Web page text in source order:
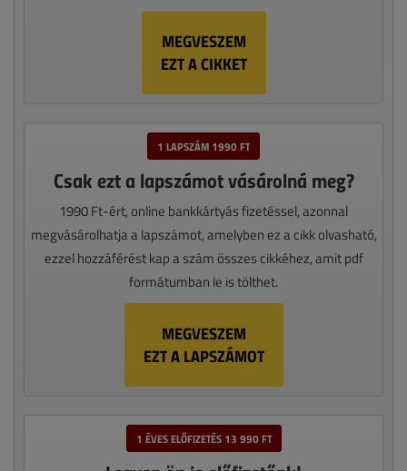
MEGVESZEM
EZT A CIKKET
1 LAPSZÁM 1990 FT
Csak ezt a lapszámot vásárolná meg?
1990 Ft-ért, online bankkártyás fizetéssel, azonnal
megvásárolhatja a lapszámot, amelyben ez a cikk olvasható,
ezzel hozzáférést kap a szám összes cikkéhez, amit pdf
formátumban le is tölthet.
MEGVESZEM
EZT A LAPSZÁMOT
1 ÉVES ELŐFIZETÉS 13 990 FT